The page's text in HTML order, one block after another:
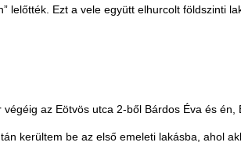
lelőtték. Ezt a vele együtt elhurcolt földszinti
az Eötvös utca 2-ből Bárdos Éva és én,
kerültem be az első emeleti lakásba, ahol